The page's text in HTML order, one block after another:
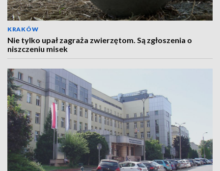
KRAKÓW
Nie tylko upał zagraża zwierzętom. Są zgłoszenia o
niszczeniu misek